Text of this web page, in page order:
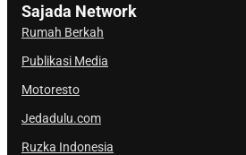
d
a
Sajada Network
Rumah Berkah
Publikasi Media
Motoresto
Jedadulu.com
Ruzka Indonesia